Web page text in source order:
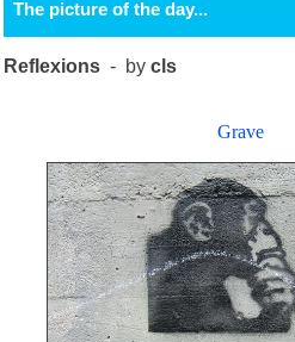
The picture of the day...
Reflexions - bycls
Grave